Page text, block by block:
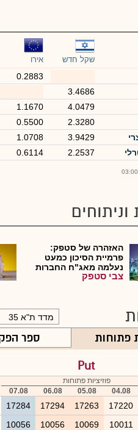
שקל חדש אירו
0.2883
3.4686
4.0479
1.1670
2.3280
0.5500
3.9429
1.0708
2.2537
0.6114
וניתוחים
האזהרה של סטפק:
פרמיית הסיכון כמעט
נעלמה מאג"ח החברות
ה...
צבי סטפק
פתוחות ספר
Put
פוזיציות פתוחות
04.08
05.08
06.08
07.08
17220
17263
17294
17284
10011
10069
10056
10056